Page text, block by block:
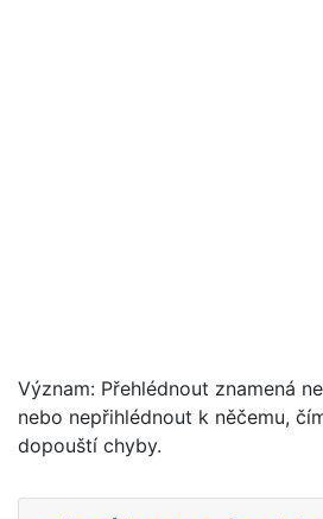
Význam: Přehlédnout znamená
nebo nepřihlédnout k něčemu,
dopouští chyby.